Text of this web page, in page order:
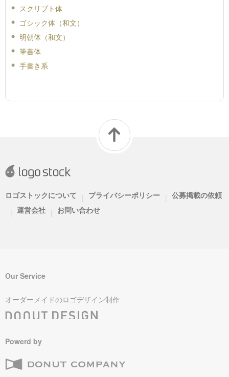
スクリプト体
ゴシック体（和文）
明朝体（和文）
筆書体
手書き系
ロゴストックについて | プライバシーポリシー | 公募掲載の依頼
| 運営会社 | お問い合わせ
Our Service
オーダーメイドのロゴデザイン制作
Powerd by